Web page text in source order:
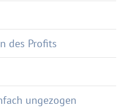
des Profits
ungezogen